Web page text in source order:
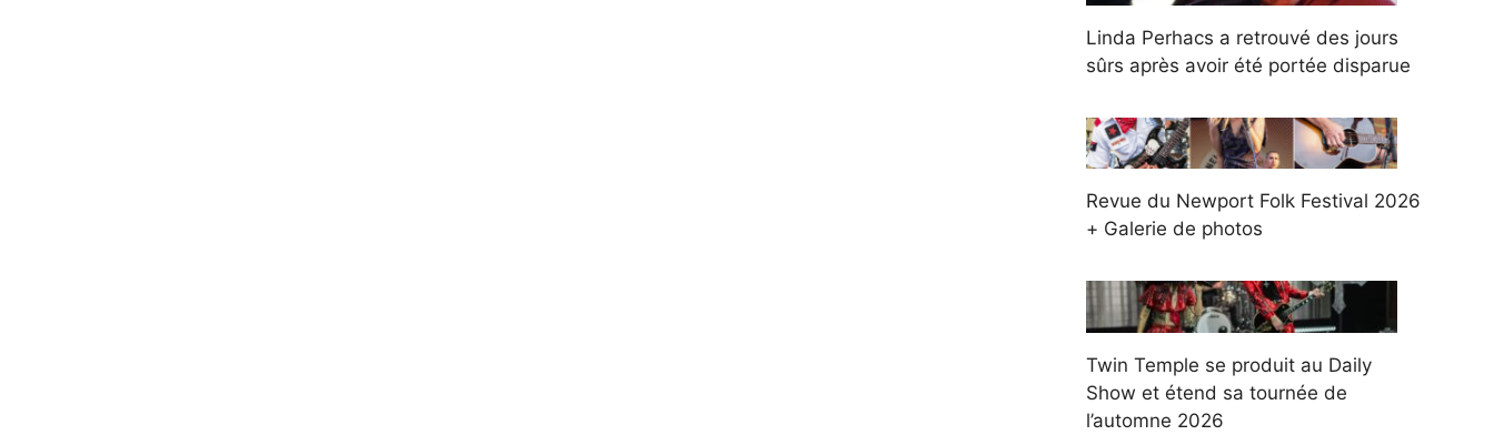
Linda Perhacs a retrouvé des jours
sûrs après avoir été portée disparue
Revue du Newport Folk Festival 2026
+ Galerie de photos
Twin Temple se produit au Daily
Show et étend sa tournée de
l’automne 2026